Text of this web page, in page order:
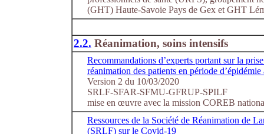
(GHT) Haute-Savoie Pays de Gex et GHT
2.2. Réanimation, soins intensifs
Recommandations d’experts portant sur la
réanimation des patients en période
Version 2 du 10/03/2020
SRLF-SFAR-SFMU-GFRUP-SPILF
mise en œuvre avec la mission COREB
Ressources de la Société de Réanimation de
(SRLF) sur le Covid-19